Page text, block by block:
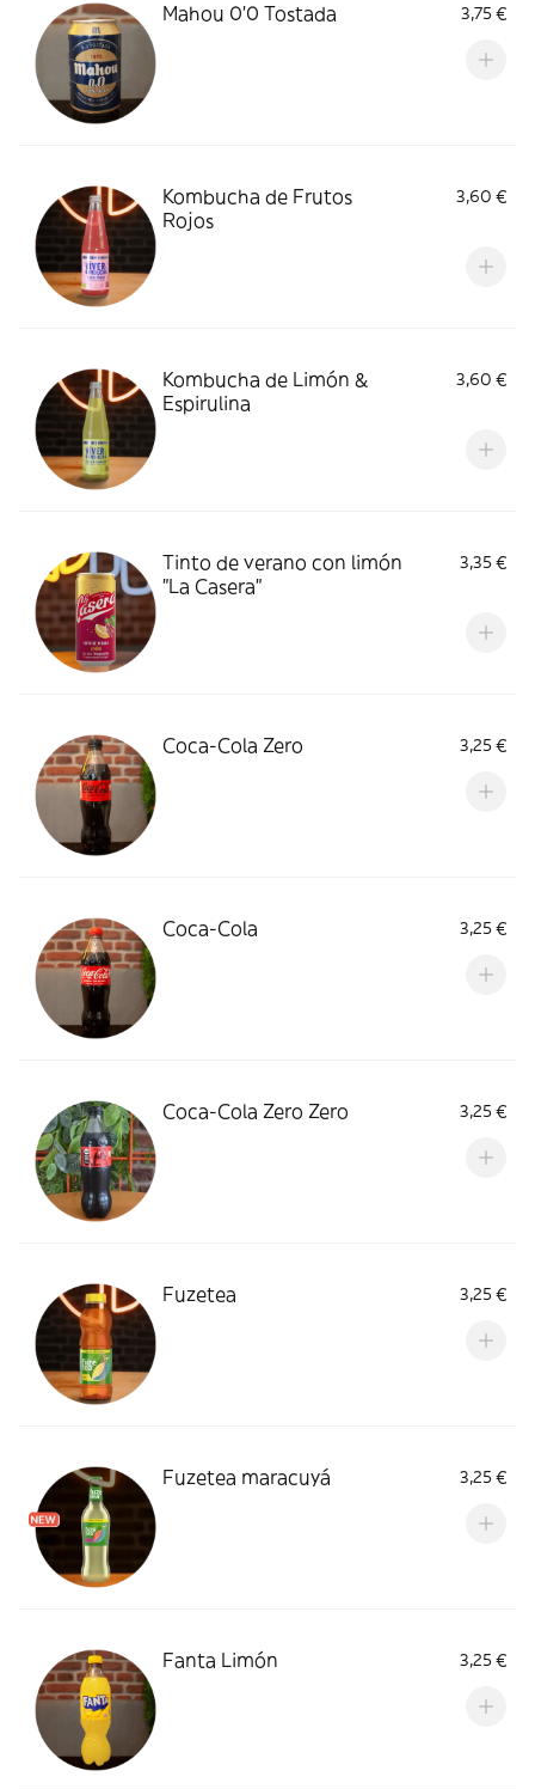
Mahou 0'0 Tostada 3,75 €
Kombucha de Frutos
Rojos
3,60 €
Kombucha de Limón &
Espirulina
3,60 €
Tinto de verano con limón
"La Casera"
3,35 €
Coca-Cola Zero 3,25 €
Coca-Cola 3,25 €
Coca-Cola Zero Zero 3,25 €
Fuzetea 3,25 €
Fuzetea maracuyá 3,25 €
Fanta Limón 3,25 €